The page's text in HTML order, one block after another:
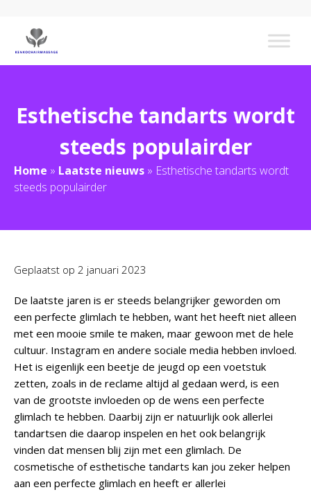
Esthetische tandarts wordt
steeds populairder
Home » Laatste nieuws » Esthetische tandarts wordt
steeds populairder
Geplaatst op 2 januari 2023
De laatste jaren is er steeds belangrijker geworden om
een perfecte glimlach te hebben, want het heeft niet alleen
met een mooie smile te maken, maar gewoon met de hele
cultuur. Instagram en andere sociale media hebben invloed.
Het is eigenlijk een beetje de jeugd op een voetstuk
zetten, zoals in de reclame altijd al gedaan werd, is een
van de grootste invloeden op de wens een perfecte
glimlach te hebben. Daarbij zijn er natuurlijk ook allerlei
tandartsen die daarop inspelen en het ook belangrijk
vinden dat mensen blij zijn met een glimlach. De
cosmetische of esthetische tandarts kan jou zeker helpen
aan een perfecte glimlach en heeft er allerlei